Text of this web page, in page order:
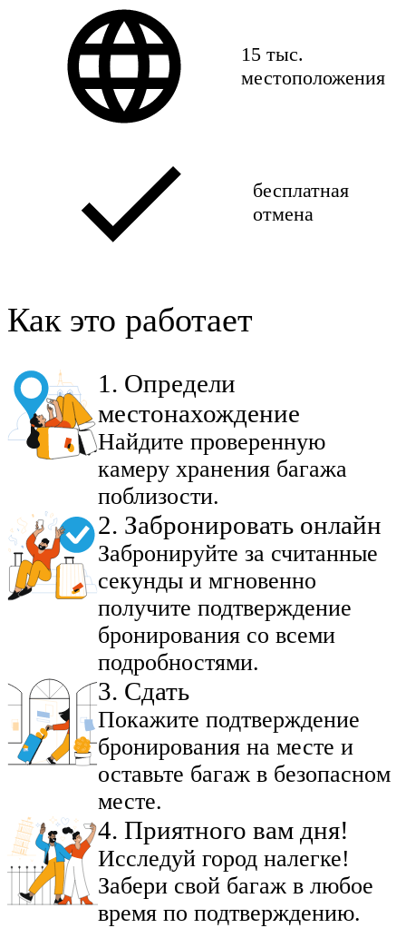
15 тыс.
местоположения
бесплатная
отмена
Как это работает
1 . Определи
местонахождение
Найдите проверенную
камеру хранения багажа
поблизости.
2. Забронировать онлайн
Забронируйте за считанные
секунды и мгновенно
получите подтверждение
бронирования со всеми
подробностями.
3. Сдать
Покажите подтверждение
бронирования на месте и
оставьте багаж в безопасном
месте.
4. Приятного вам дня!
Исследуй город налегке!
Забери свой багаж в любое
время по подтверждению.